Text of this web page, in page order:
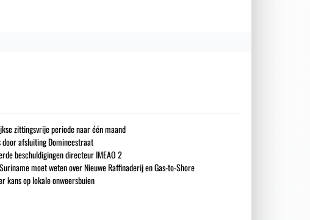
zittingsvrije periode naar één maand
afsluiting Domineestraat
beschuldigingen directeur IMEAO 2
moet weten over Nieuwe Raffinaderij en Gas-to-Shore
kans op lokale onweersbuien